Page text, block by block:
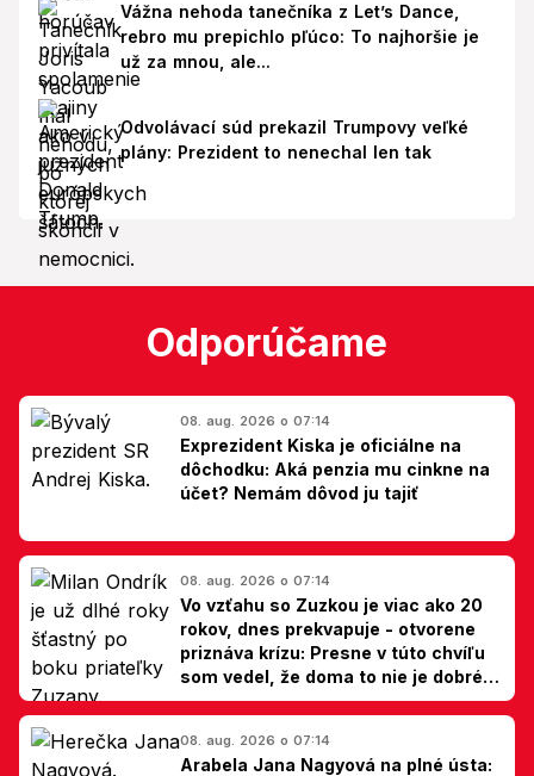
Vážna nehoda tanečníka z Let’s Dance,
rebro mu prepichlo pľúco: To najhoršie je
už za mnou, ale...
Odvolávací súd prekazil Trumpovy veľké
plány: Prezident to nenechal len tak
Odporúčame
08. aug. 2026 o 07:14
Exprezident Kiska je oficiálne na
dôchodku: Aká penzia mu cinkne na
účet? Nemám dôvod ju tajiť
08. aug. 2026 o 07:14
Vo vzťahu so Zuzkou je viac ako 20
rokov, dnes prekvapuje - otvorene
priznáva krízu: Presne v túto chvíľu
som vedel, že doma to nie je dobré,
hovorí Milan Ondrík
08. aug. 2026 o 07:14
Arabela Jana Nagyová na plné ústa: